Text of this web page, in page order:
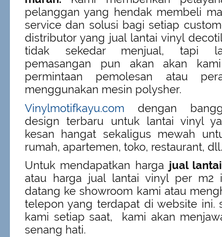
pelanggan yang hendak membeli
service dan solusi bagi setiap
distributor yang jual lantai vinyl
tidak sekedar menjual, tapi
pemasangan pun akan akan
permintaan pemolesan atau
menggunakan mesin polysher.
Vinylmotifkayu.com dengan
design terbaru untuk lantai vinyl
kesan hangat sekaligus mewah
rumah, apartemen, toko, restaurant, dll.
Untuk mendapatkan harga jual
atau harga jual lantai vinyl per m2
datang ke showroom kami atau
telepon yang terdapat di website ini.
kami setiap saat, kami akan
senang hati.